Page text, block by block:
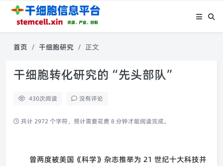
首页 干细胞研究 正文
干细胞转化研究的“先头部队”
430次阅读 没有评论
共计 2972 个字符，预计需要花费 8 分钟才能阅读完成。
曾两度被美国《科学》杂志推举为 21 世纪十大科技并